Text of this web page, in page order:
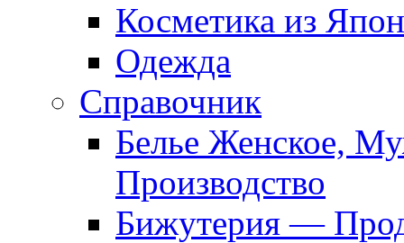
Косметика из
Одежда
Справочник
Белье Женское,
Производство
Бижутерия —